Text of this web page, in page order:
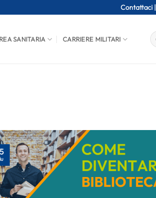
Contattaci |
SANITARIA CARRIERE MILITARI